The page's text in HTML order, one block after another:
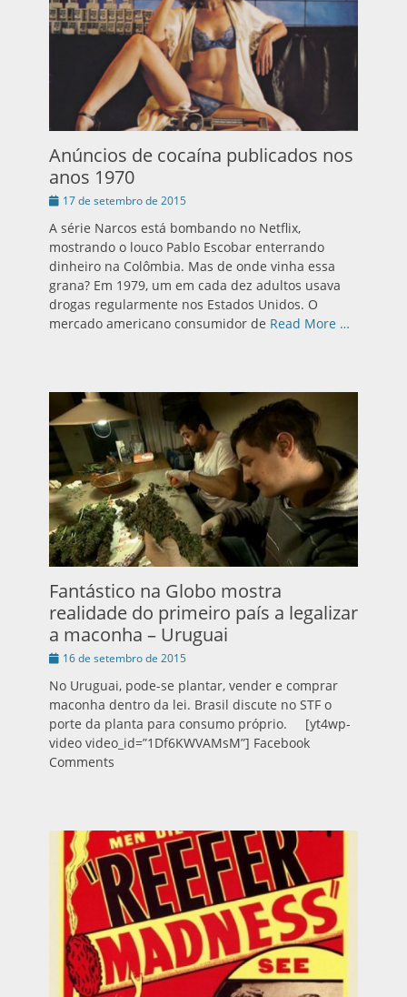
Anúncios de cocaína publicados nos
anos 1970
Publicado
17 de setembro de 2015
A série Narcos está bombando no Netflix,
mostrando o louco Pablo Escobar enterrando
dinheiro na Colômbia. Mas de onde vinha essa
grana? Em 1979, um em cada dez adultos usava
drogas regularmente nos Estados Unidos. O
mercado americano consumidor de Read More …
Fantástico na Globo mostra
realidade do primeiro país a legalizar
a maconha – Uruguai
Publicado
16 de setembro de 2015
No Uruguai, pode-se plantar, vender e comprar
maconha dentro da lei. Brasil discute no STF o
porte da planta para consumo próprio. [yt4wp-
video video_id=”1Df6KWVAMsM”] Facebook
Comments